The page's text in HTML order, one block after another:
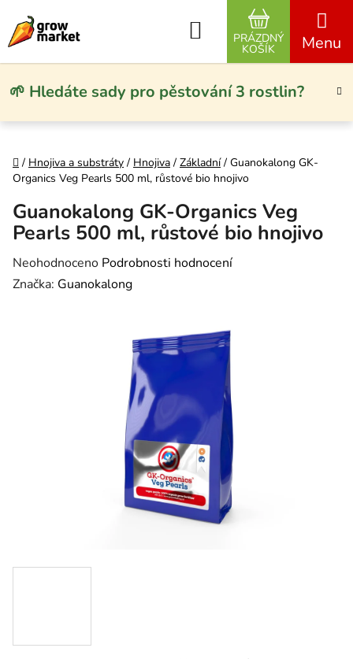
🌱 Hledáte sady pro pěstování 3 rostlin?
Hledat
NÁKUPNÍ
PRÁZDNÝ
KOŠÍK
Domů
/ Hnojiva a substráty / Hnojiva / Základní / Guanokalong GK-
Organics Veg Pearls 500 ml, růstové bio hnojivo
Guanokalong GK-Organics Veg
Pearls 500 ml, růstové bio hnojivo
Průměrné hodnocení produktu je 0,0 z 5 hvězdiček.
Neohodnoceno Podrobnosti hodnocení
Značka: Guanokalong